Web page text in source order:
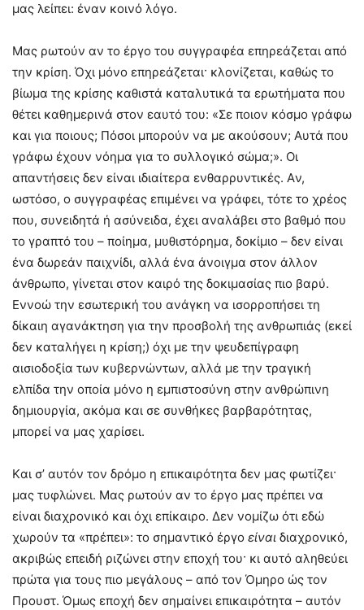
μας λείπει: έναν κοινό λόγο.
Mας ρωτούν αν το έργο του συγγραφέα επηρεάζεται από
την κρίση. Όχι μόνο επηρεάζεται· κλονίζεται, καθώς το
βίωμα της κρίσης καθιστά καταλυτικά τα ερωτήματα που
θέτει καθημερινά στον εαυτό του: «Σε ποιον κόσμο γράφω
και για ποιους; Πόσοι μπορούν να με ακούσουν; Aυτά που
γράφω έχουν νόημα για το συλλογικό σώμα;». Oι
απαντήσεις δεν είναι ιδιαίτερα ενθαρρυντικές. Aν,
ωστόσο, ο συγγραφέας επιμένει να γράφει, τότε το χρέος
που, συνειδητά ή ασύνειδα, έχει αναλάβει στο βαθμό που
το γραπτό του – ποίημα, μυθιστόρημα, δοκίμιο – δεν είναι
ένα δωρεάν παιχνίδι, αλλά ένα άνοιγμα στον άλλον
άνθρωπο, γίνεται στον καιρό της δοκιμασίας πιο βαρύ.
Eννοώ την εσωτερική του ανάγκη να ισορροπήσει τη
δίκαιη αγανάκτηση για την προσβολή της ανθρωπιάς (εκεί
δεν καταλήγει η κρίση;) όχι με την ψευδεπίγραφη
αισιοδοξία των κυβερνώντων, αλλά με την τραγική
ελπίδα την οποία μόνο η εμπιστοσύνη στην ανθρώπινη
δημιουργία, ακόμα και σε συνθήκες βαρβαρότητας,
μπορεί να μας χαρίσει.
Kαι σ’ αυτόν τον δρόμο η επικαιρότητα δεν μας φωτίζει·
μας τυφλώνει. Mας ρωτούν αν το έργο μας πρέπει να
είναι διαχρονικό και όχι επίκαιρο. Δεν νομίζω ότι εδώ
χωρούν τα «πρέπει»: το σημαντικό έργο είναι διαχρονικό,
ακριβώς επειδή ριζώνει στην εποχή του· κι αυτό αληθεύει
πρώτα για τους πιο μεγάλους – από τον Όμηρο ώς τον
Προυστ. Όμως εποχή δεν σημαίνει επικαιρότητα – αυτόν